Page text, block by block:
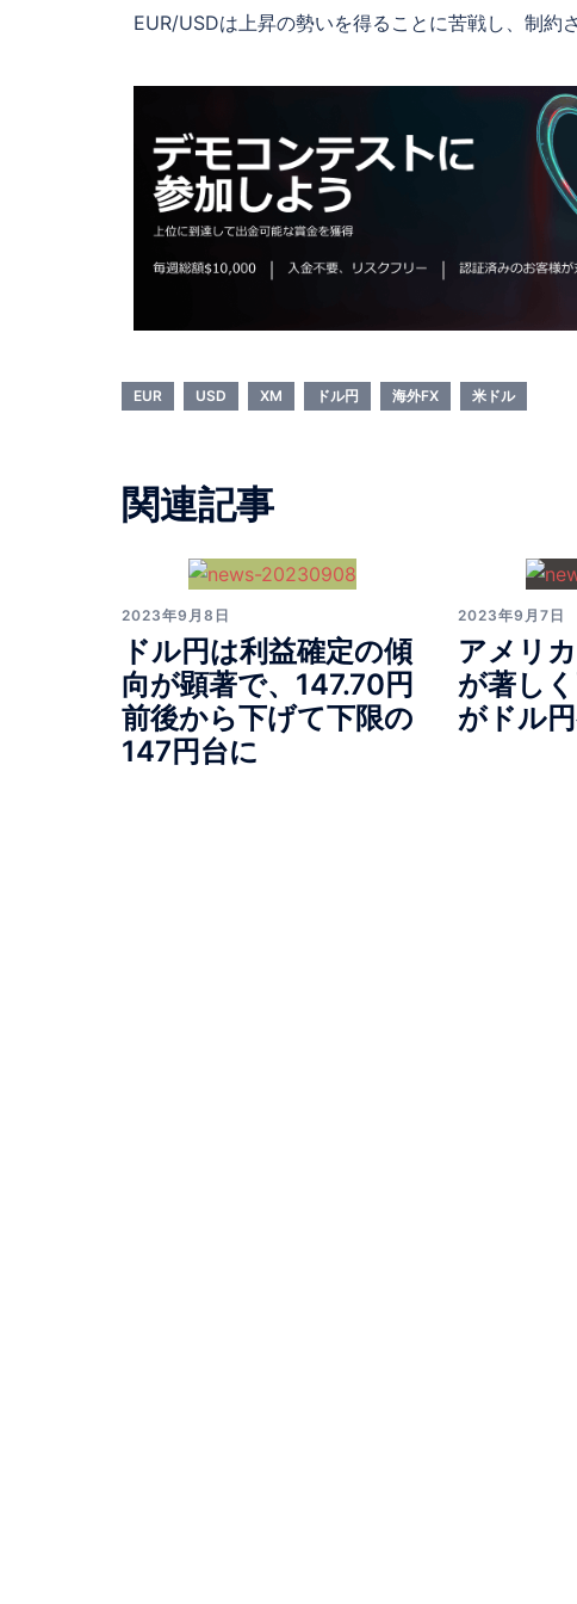
EUR/USDは上昇の勢いを得ることに苦戦し、制約
EUR USD XM ドル円 海外FX 米ドル
関連記事
2023年9月8日
ドル円は利益確定の傾
向が顕著で、147.70円
前後から下げて下限の
147円台に
2023年9月7日
アメリ
が著し
がドル